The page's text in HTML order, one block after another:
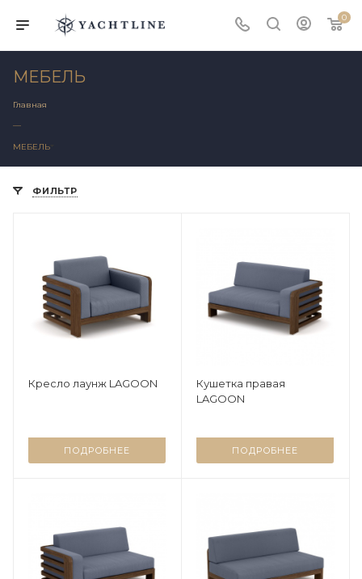
0
МЕБЕЛЬ
Главная
—
МЕБЕЛЬ
ФИЛЬТР
Кресло лаунж LAGOON
ПОДРОБНЕЕ
Кушетка правая
LAGOON
ПОДРОБНЕЕ